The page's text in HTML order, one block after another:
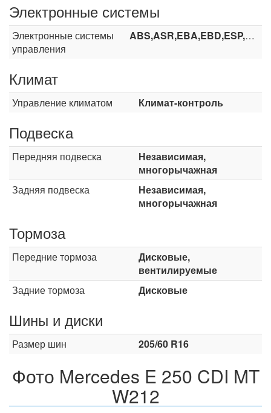
Электронные системы
Электронные системы
управления
ABS,ASR,EBA,EBD,ESP,HHC
Климат
Управление климатом Климат-контроль
Подвеска
Передняя подвеска
Независимая,
многорычажная
Задняя подвеска
Независимая,
многорычажная
Тормоза
Передние тормоза
Дисковые,
вентилируемые
Задние тормоза
Дисковые
Шины и диски
Размер шин 205/60 R16
Фото Mercedes E 250 CDI MT
W212